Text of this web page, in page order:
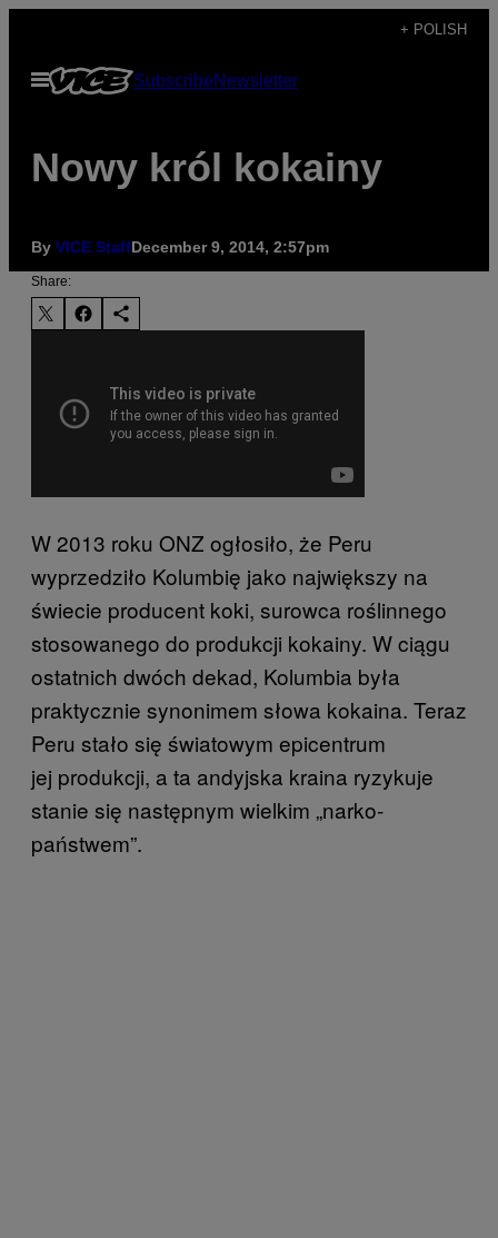
content
+ POLISH
Open
Menu
SubscribeNewsletter
Nowy król kokainy
By VICE StaffDecember 9, 2014, 2:57pm
Share:
​W 2013 roku ONZ ogłosiło, że Peru
wyprzedziło Kolumbię jako największy na
świecie producent koki, surowca roślinnego
stosowanego do produkcji kokainy. W ciągu
ostatnich dwóch dekad, Kolumbia była
praktycznie synonimem słowa kokaina. Teraz
Peru stało się światowym epicentrum
jej produkcji, a ta andyjska kraina ryzykuje
stanie się następnym wielkim „narko-
państwem”.